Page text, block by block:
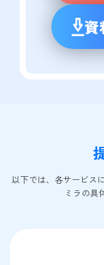
資
以下では、各サービス
ミラの具